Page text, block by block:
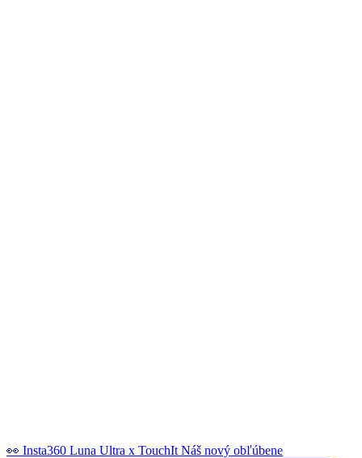
👀 Insta360 Luna Ultra x TouchIt Náš nový obľúbene